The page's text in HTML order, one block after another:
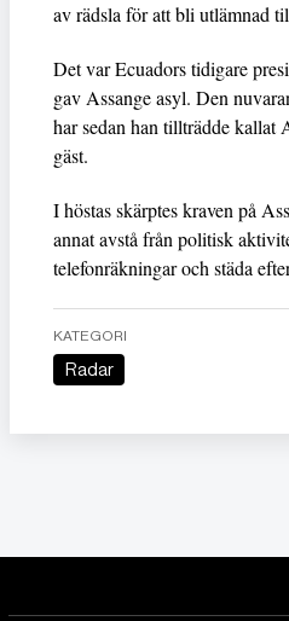
av rädsla för att bli utlämnad
Det var Ecuadors tidigare
gav Assange asyl. Den
har sedan han tillträdde kallat
gäst.
I höstas skärptes kraven på
annat avstå från politisk
telefonräkningar och städa
KATEGORI
Radar